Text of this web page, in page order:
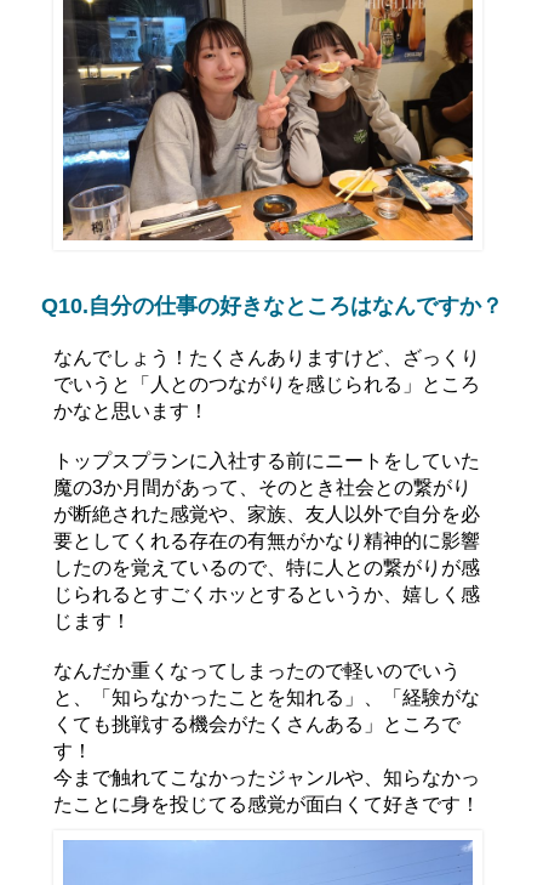
Q10.自分の仕事の好きなところはなんですか？
なんでしょう！たくさんありますけど、ざっくり
でいうと「人とのつながりを感じられる」ところ
かなと思います！
トップスプランに入社する前にニートをしていた
魔の3か月間があって、そのとき社会との繋がり
が断絶された感覚や、家族、友人以外で自分を必
要としてくれる存在の有無がかなり精神的に影響
したのを覚えているので、特に人との繋がりが感
じられるとすごくホッとするというか、嬉しく感
じます！
なんだか重くなってしまったので軽いのでいう
と、「知らなかったことを知れる」、「経験がな
くても挑戦する機会がたくさんある」ところで
す！
今まで触れてこなかったジャンルや、知らなかっ
たことに身を投じてる感覚が面白くて好きです！